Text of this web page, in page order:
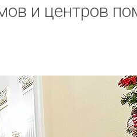
и центров